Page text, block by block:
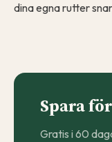
dina egna rutter
Spara
Gratis i 60